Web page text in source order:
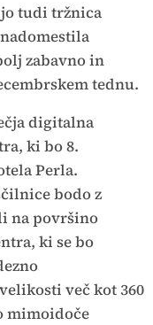
tudi tržnica
zabavno in
tednu.
digitalna
ki bo 8.
Perla.
bodo z
na površino
ki se bo
več kot 360
mimoidoče